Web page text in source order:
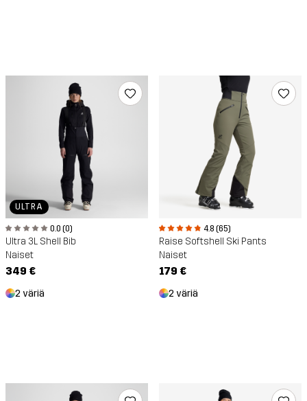
ULTRA
0.0 (0)
Ultra 3L Shell Bib
Naiset
349 €
2 väriä
4.8 (65)
Raise Softshell Ski Pants
Naiset
179 €
2 väriä